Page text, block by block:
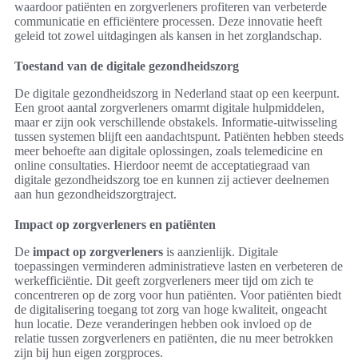
waardoor patiënten en zorgverleners profiteren van verbeterde
communicatie en efficiëntere processen. Deze innovatie heeft
geleid tot zowel uitdagingen als kansen in het zorglandschap.
Toestand van de digitale gezondheidszorg
De digitale gezondheidszorg in Nederland staat op een keerpunt.
Een groot aantal zorgverleners omarmt digitale hulpmiddelen,
maar er zijn ook verschillende obstakels. Informatie-uitwisseling
tussen systemen blijft een aandachtspunt. Patiënten hebben steeds
meer behoefte aan digitale oplossingen, zoals telemedicine en
online consultaties. Hierdoor neemt de acceptatiegraad van
digitale gezondheidszorg toe en kunnen zij actiever deelnemen
aan hun gezondheidszorgtraject.
Impact op zorgverleners en patiënten
De impact op zorgverleners is aanzienlijk. Digitale
toepassingen verminderen administratieve lasten en verbeteren de
werkefficiëntie. Dit geeft zorgverleners meer tijd om zich te
concentreren op de zorg voor hun patiënten. Voor patiënten biedt
de digitalisering toegang tot zorg van hoge kwaliteit, ongeacht
hun locatie. Deze veranderingen hebben ook invloed op de
relatie tussen zorgverleners en patiënten, die nu meer betrokken
zijn bij hun eigen zorgproces.